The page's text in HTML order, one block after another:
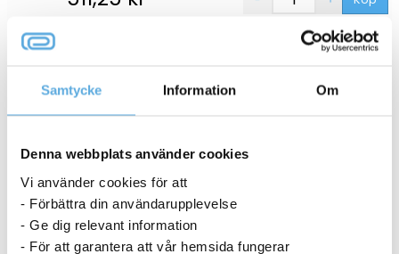
Samtycke Information Om
Denna webbplats använder cookies
Vi använder cookies för att
- Förbättra din användarupplevelse
- Ge dig relevant information
- För att garantera att vår hemsida fungerar
Däcketikett MT400-005 Kärna 38mm Grön 102x74mm
I lager
35252743
16-19 dagar